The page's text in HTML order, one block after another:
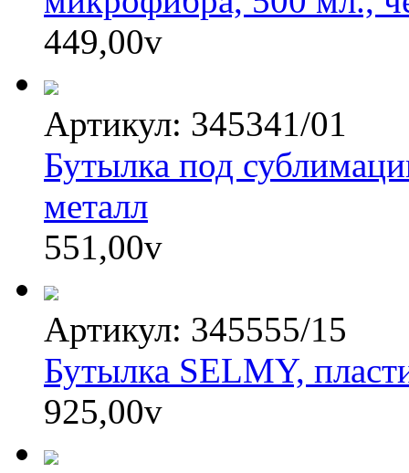
449,00v
Артикул: 345341/01
Бутылка под
металл
551,00v
Артикул: 345555/15
Бутылка SELMY,
925,00v